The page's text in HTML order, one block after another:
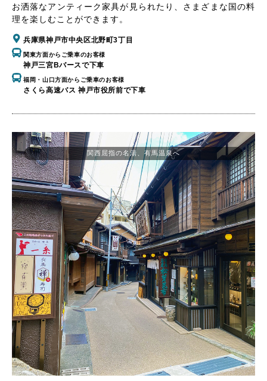
お洒落なアンティーク家具が見られたり、さまざまな国の料
理を楽しむことができます。
兵庫県神戸市中央区北野町3丁目
関東方面からご乗車のお客様
神戸三宮Bバースで下車
福岡・山口方面からご乗車のお客様
さくら高速バス 神戸市役所前で下車
関西屈指の名湯、有馬温泉へ